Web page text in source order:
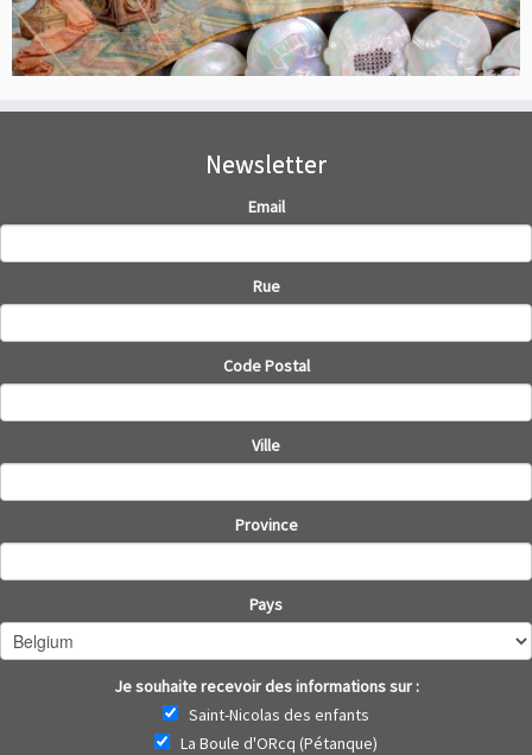
Newsletter
Email
Rue
Code Postal
Ville
Province
Pays
Je souhaite recevoir des informations sur :
Saint-Nicolas des enfants
La Boule d'ORcq (Pétanque)